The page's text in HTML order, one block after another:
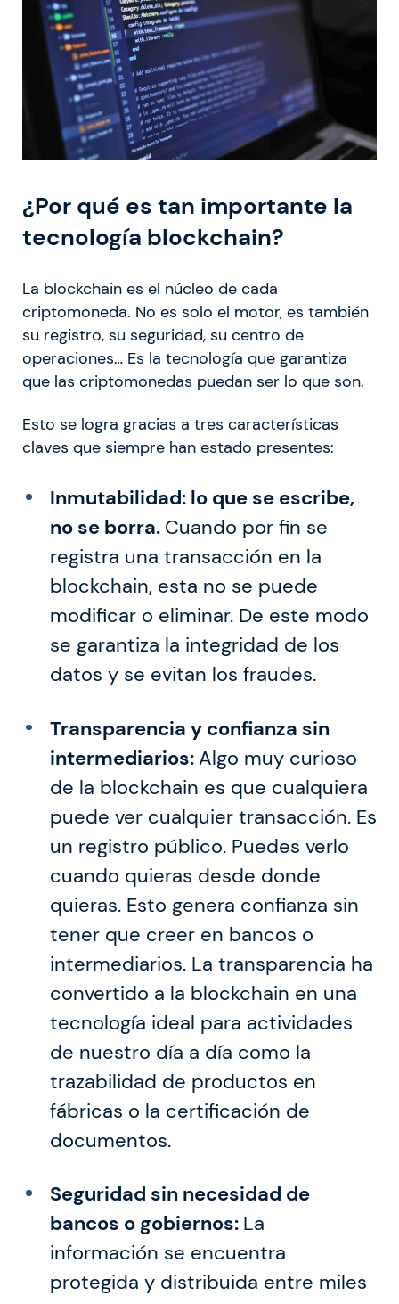
¿Por qué es tan importante la
tecnología blockchain?
La blockchain es el núcleo de cada
criptomoneda. No es solo el motor, es también
su registro, su seguridad, su centro de
operaciones… Es la tecnología que garantiza
que las criptomonedas puedan ser lo que son.
Esto se logra gracias a tres características
claves que siempre han estado presentes:
Inmutabilidad: lo que se escribe,
no se borra. Cuando por fin se
registra una transacción en la
blockchain, esta no se puede
modificar o eliminar. De este modo
se garantiza la integridad de los
datos y se evitan los fraudes.
Transparencia y confianza sin
intermediarios:Algo muy curioso
de la blockchain es que cualquiera
puede ver cualquier transacción. Es
un registro público. Puedes verlo
cuando quieras desde donde
quieras. Esto genera confianza sin
tener que creer en bancos o
intermediarios. La transparencia ha
convertido a la blockchain en una
tecnología ideal para actividades
de nuestro día a día como la
trazabilidad de productos en
fábricas o la certificación de
documentos.
Seguridad sin necesidad de
bancos o gobiernos: La
información se encuentra
protegida y distribuida entre miles